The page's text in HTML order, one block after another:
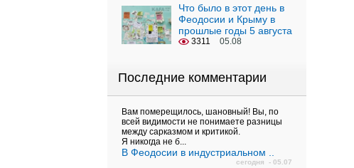
Что было в этот день в
Феодосии и Крыму в
прошлые годы 5 августа
3311 05.08
Последние комментарии
Вам померещилось, шановный! Вы, по
всей видимости не понимаете разницы
между сарказмом и критикой.
Я никогда не б...
В Феодосии в индустриальном ..
сегодня - 05.07